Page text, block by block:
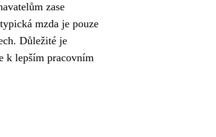
zase
mzda je pouze
Důležité je
k lepším pracovním